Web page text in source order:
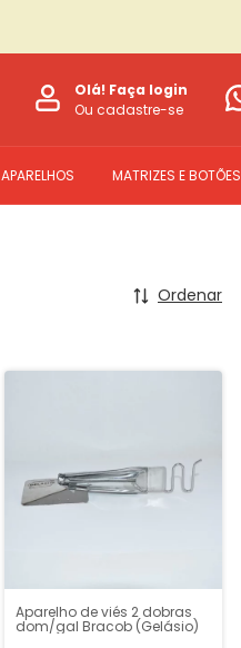
Olá! Faça login
Ou cadastre-se
APARELHOS MATRIZES E BOTÕES
Ordenar
Aparelho de viés 2 dobras
dom/gal Bracob (Gelásio)